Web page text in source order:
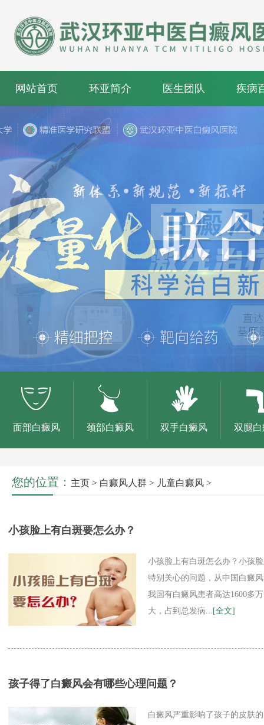
网站首页 环亚简介 医生团队 疾病
面部白癜风 颈部白癜风 双手白癜风 双腿
您的位置： 主页 > 白癜风人群 > 儿童白癜风 >
小孩脸上有白斑要怎么办？
小孩脸上有白斑怎么办？小孩
特别关心的问题，从中国白癜
我国有白癜风患者高达1600多
大，占到总发病... [全文]
孩子得了白癜风会有哪些心理问题？
白癜风严重影响了孩子的皮肤